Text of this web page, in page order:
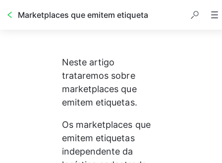
Marketplaces que emitem etiqueta
Neste artigo
trataremos sobre
marketplaces que
emitem etiquetas.
Os marketplaces que
emitem etiquetas
independente da